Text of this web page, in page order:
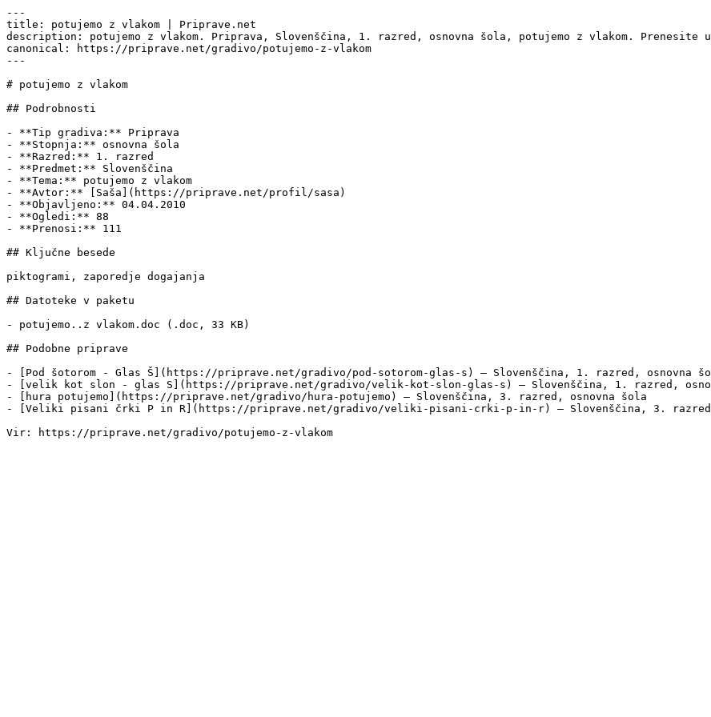
---
title: potujemo z vlakom | Priprave.net
description: potujemo z vlakom. Priprava, Slovenščina, 1. razred, osnovna šola, potujemo z vlakom. Prenesite
canonical: https://priprave.net/gradivo/potujemo-z-vlakom
---
# potujemo z vlakom
## Podrobnosti
- **Tip gradiva:** Priprava
- **Stopnja:** osnovna šola
- **Razred:** 1. razred
- **Predmet:** Slovenščina
- **Tema:** potujemo z vlakom
- **Avtor:** [Saša](https://priprave.net/profil/sasa)
- **Objavljeno:** 04.04.2010
- **Ogledi:** 88
- **Prenosi:** 111
## Ključne besede
piktogrami, zaporedje dogajanja
## Datoteke v paketu
- potujemo..z vlakom.doc (.doc, 33 KB)
## Podobne priprave
- [Pod šotorom - Glas Š](https://priprave.net/gradivo/pod-sotorom-glas-s) — Slovenščina, 1. razred, osnovna
- [velik kot slon - glas S](https://priprave.net/gradivo/velik-kot-slon-glas-s) — Slovenščina, 1. razred,
- [hura potujemo](https://priprave.net/gradivo/hura-potujemo) — Slovenščina, 3. razred, osnovna šola
- [Veliki pisani črki P in R](https://priprave.net/gradivo/veliki-pisani-crki-p-in-r) — Slovenščina, 3. razred,